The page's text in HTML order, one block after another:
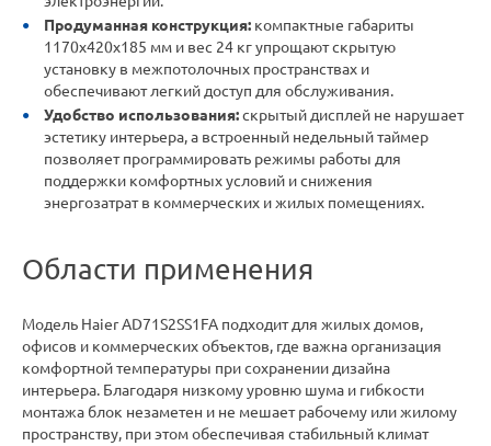
Продуманная конструкция: компактные габариты
1170x420x185 мм и вес 24 кг упрощают скрытую
установку в межпотолочных пространствах и
обеспечивают легкий доступ для обслуживания.
Удобство использования:скрытый дисплей не нарушает
эстетику интерьера, а встроенный недельный таймер
позволяет программировать режимы работы для
поддержки комфортных условий и снижения
энергозатрат в коммерческих и жилых помещениях.
Области применения
Модель Haier AD71S2SS1FA подходит для жилых домов,
офисов и коммерческих объектов, где важна организация
комфортной температуры при сохранении дизайна
интерьера. Благодаря низкому уровню шума и гибкости
монтажа блок незаметен и не мешает рабочему или жилому
пространству, при этом обеспечивая стабильный климат